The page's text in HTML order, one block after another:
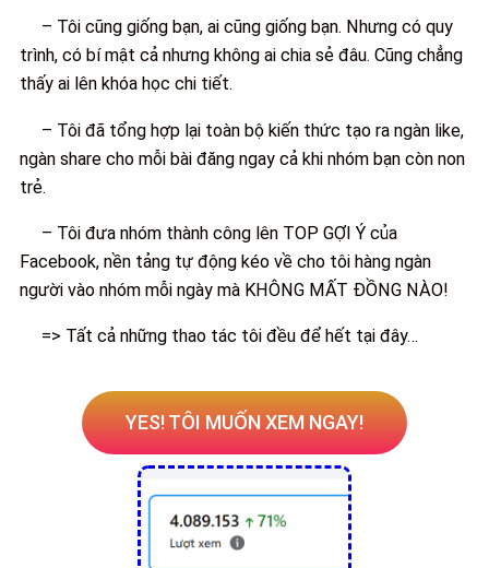
– Tôi cũng giống bạn, ai cũng giống bạn. Nhưng có quy
trình, có bí mật cả nhưng không ai chia sẻ đâu. Cũng chẳng
thấy ai lên khóa học chi tiết.
– Tôi đã tổng hợp lại toàn bộ kiến thức tạo ra ngàn like,
ngàn share cho mỗi bài đăng ngay cả khi nhóm bạn còn non
trẻ.
– Tôi đưa nhóm thành công lên TOP GỢI Ý của
Facebook, nền tảng tự động kéo về cho tôi hàng ngàn
người vào nhóm mỗi ngày mà KHÔNG MẤT ĐỒNG NÀO!
=> Tất cả những thao tác tôi đều để hết tại đây…
YES! TÔI MUỐN XEM NGAY!